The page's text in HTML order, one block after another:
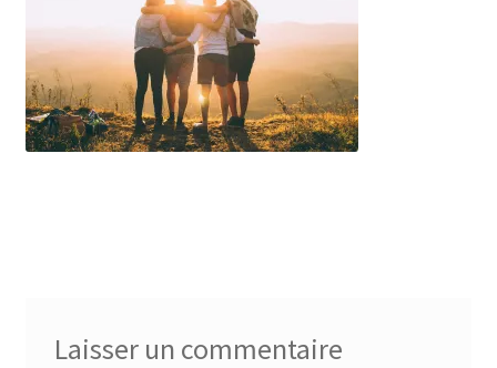
Laisser un commentaire